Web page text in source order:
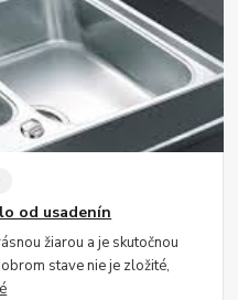
od usadenín
žiarou a je skutočnou
stave nie je zložité,